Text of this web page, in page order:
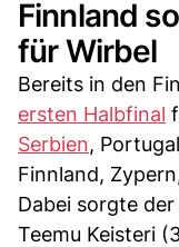
Finnland
für Wirbel
Bereits in den
ersten Halbfinal
Serbien,
Finnland,
Dabei sorgte
Teemu Keisteri